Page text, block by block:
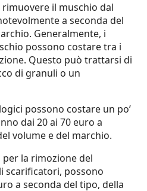
il muschio dal
a seconda del
Generalmente, i
possono costare tra i
Questo può trattarsi di
di granuli o un
possono costare un po’
dai 20 ai 70 euro a
volume e del marchio.
la rimozione del
scarificatori, possono
a seconda del tipo, della